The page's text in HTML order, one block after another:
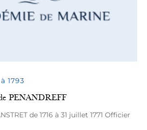
1793
PENANDREFF
de 1716 à 31 juillet 1771 Officier